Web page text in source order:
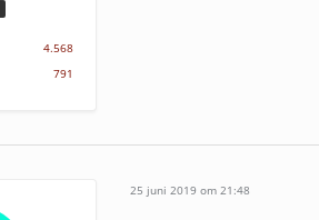
4.568
791
25 juni 2019 om 21:48